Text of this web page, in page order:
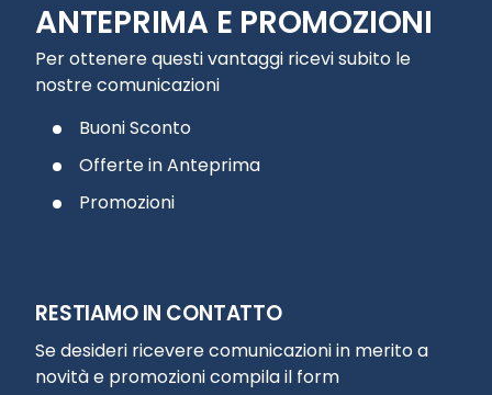
ANTEPRIMA E PROMOZIONI
Per ottenere questi vantaggi ricevi subito le
nostre comunicazioni
Buoni Sconto
Offerte in Anteprima
Promozioni
RESTIAMO IN CONTATTO
Se desideri ricevere comunicazioni in merito a
novità e promozioni compila il form